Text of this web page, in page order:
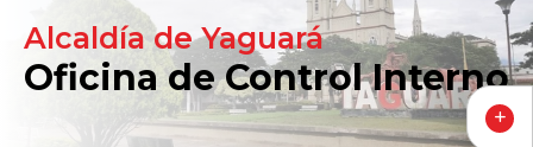
Alcaldía de Yaguará
Oficina de Control Interno